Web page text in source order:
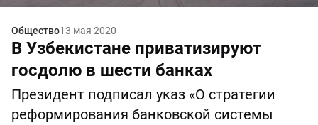
Общество13 мая 2020
В Узбекистане приватизируют
госдолю в шести банках
Президент подписал указ «О cтратегии
реформирования банковской системы